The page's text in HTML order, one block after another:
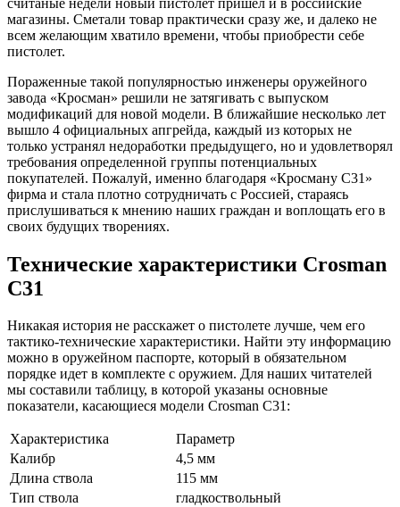
магазины. Сметали товар практически сразу же, и далеко не
всем желающим хватило времени, чтобы приобрести себе
пистолет.
Пораженные такой популярностью инженеры оружейного
завода «Кросман» решили не затягивать с выпуском
модификаций для новой модели. В ближайшие несколько лет
вышло 4 официальных апгрейда, каждый из которых не
только устранял недоработки предыдущего, но и удовлетворял
требования определенной группы потенциальных
покупателей. Пожалуй, именно благодаря «Кросману C31»
фирма и стала плотно сотрудничать с Россией, стараясь
прислушиваться к мнению наших граждан и воплощать его в
своих будущих творениях.
Технические характеристики Crosman
C31
Никакая история не расскажет о пистолете лучше, чем его
тактико-технические характеристики. Найти эту информацию
можно в оружейном паспорте, который в обязательном
порядке идет в комплекте с оружием. Для наших читателей
мы составили таблицу, в которой указаны основные
показатели, касающиеся модели Crosman C31:
Характеристика
Параметр
Калибр
4,5 мм
Длина ствола
115 мм
Тип ствола
гладкоствольный